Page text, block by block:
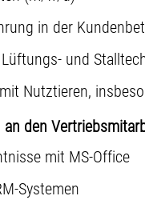
in der
und
Nutztieren,
an den
mit MS-Office
Systemen